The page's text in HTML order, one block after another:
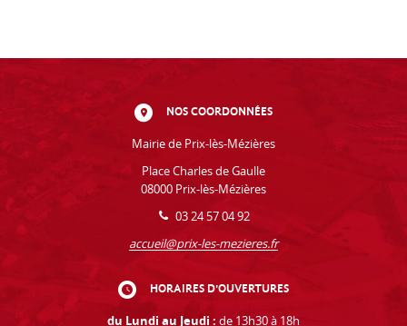
NOS COORDONNÉES
Mairie de Prix-lès-Mézières
Place Charles de Gaulle
08000 Prix-lès-Mézières
03 24 57 04 92
accueil@prix-les-mezieres.fr
HORAIRES D'OUVERTURES
du Lundi au Jeudi : de 13h30 à 18h